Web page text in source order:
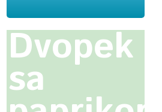
Dvopek
sa